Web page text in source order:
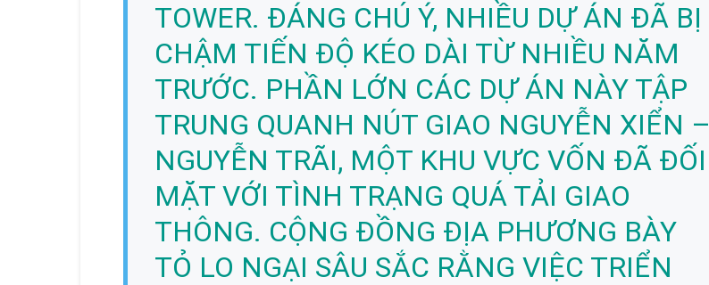
TOWER. ĐÁNG CHÚ Ý, NHIỀU DỰ ÁN ĐÃ BỊ
CHẬM TIẾN ĐỘ KÉO DÀI TỪ NHIỀU NĂM
TRƯỚC. PHẦN LỚN CÁC DỰ ÁN NÀY TẬP
TRUNG QUANH NÚT GIAO NGUYỄN XIỂN –
NGUYỄN TRÃI, MỘT KHU VỰC VỐN ĐÃ ĐỐI
MẶT VỚI TÌNH TRẠNG QUÁ TẢI GIAO
THÔNG. CỘNG ĐỒNG ĐỊA PHƯƠNG BÀY
TỎ LO NGẠI SÂU SẮC RẰNG VIỆC TRIỂN